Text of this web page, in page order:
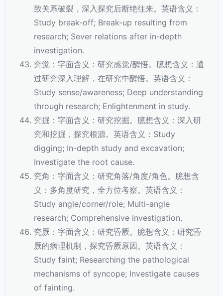
致关系破裂，深入探究后断绝往来。英语含义：
Study break-off; Break-up resulting from
research; Sever relations after in-depth
investigation.
究觉：字面含义：研究感觉/醒悟。臆想含义：通
过研究深入理解，在研究中醒悟。英语含义：
Study sense/awareness; Deep understanding
through research; Enlightenment in study.
究掘：字面含义：研究挖掘。臆想含义：深入研
究和挖掘，探究根源。英语含义：Study
digging; In-depth study and excavation;
Investigate the root cause.
究角：字面含义：研究角落/角度/角色。臆想含
义：多角度研究，全方位考察。英语含义：
Study angle/corner/role; Multi-angle
research; Comprehensive investigation.
究厥：字面含义：研究昏厥。臆想含义：研究昏
厥的病理机制，探究昏厥原因。英语含义：
Study faint; Researching the pathological
mechanisms of syncope; Investigate causes
of fainting.